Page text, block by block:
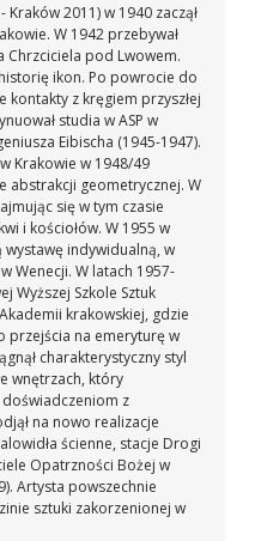
Kraków 2011) w 1940 zaczął
W 1942 przebywał
Chrzciciela pod Lwowem.
ikon. Po powrocie do
kontakty z kręgiem przyszłej
studia w ASP w
Eibischa (1945-1947).
Krakowie w 1948/49
abstrakcji geometrycznej. W
się w tym czasie
i kościołów. W 1955 w
indywidualną, w
Wenecji. W latach 1957-
Wyższej Szkole Sztuk
krakowskiej, gdzie
przejścia na emeryturę w
charakterystyczny styl
wnętrzach, który
doświadczeniom z
na nowo realizacje
ścienne, stacje Drogi
Opatrzności Bożej w
Artysta powszechnie
sztuki zakorzenionej w